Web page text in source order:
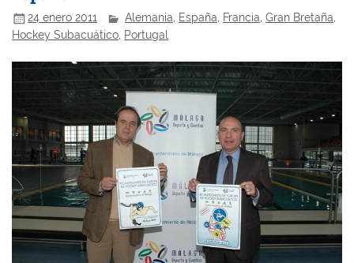
24 enero 2011 Alemania, España, Francia,Gran Bretaña,
Hockey Subacuático Portugal